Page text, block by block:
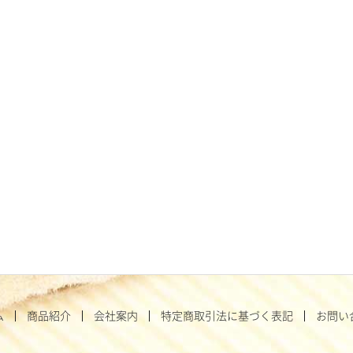
商品紹介 会社案内 特定商取引法に基づく表記 お問い